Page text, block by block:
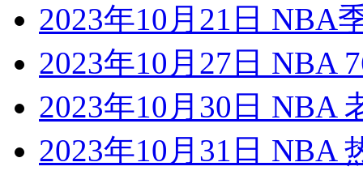
2023年10月21日 NBA
2023年10月27日 NBA
2023年10月30日 NBA
2023年10月31日 NBA